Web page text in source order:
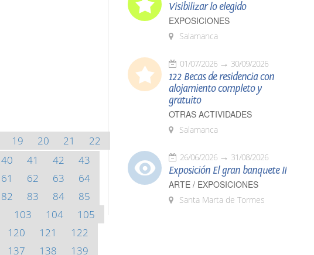
19 20 21
22
40 41 42
43
61 62 63
64
82 83 84
85
103 104
105
120 121
122
137 138
139
Visibilizar lo elegido
EXPOSICIONES
Salamanca
01/07/2026 30/09/2026
122 Becas de residencia con
alojamiento completo y
gratuito
OTRAS ACTIVIDADES
Salamanca
26/06/2026 31/08/2026
Exposición El gran banquete II
ARTE / EXPOSICIONES
Santa Marta de Tormes